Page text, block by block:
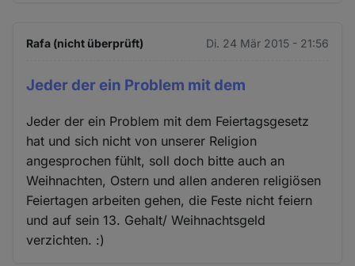
Rafa (nicht überprüft) Di. 24 Mär 2015 - 21:56
Jeder der ein Problem mit dem
Jeder der ein Problem mit dem Feiertagsgesetz
hat und sich nicht von unserer Religion
angesprochen fühlt, soll doch bitte auch an
Weihnachten, Ostern und allen anderen religiösen
Feiertagen arbeiten gehen, die Feste nicht feiern
und auf sein 13. Gehalt/ Weihnachtsgeld
verzichten. :)